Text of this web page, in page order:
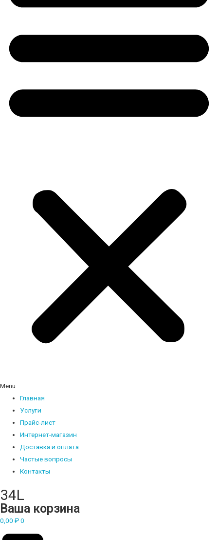
Menu
Главная
Услуги
Прайс-лист
Интернет-магазин
Доставка и оплата
Частые вопросы
Контакты
34L
Ваша корзина
0,00 ₽0